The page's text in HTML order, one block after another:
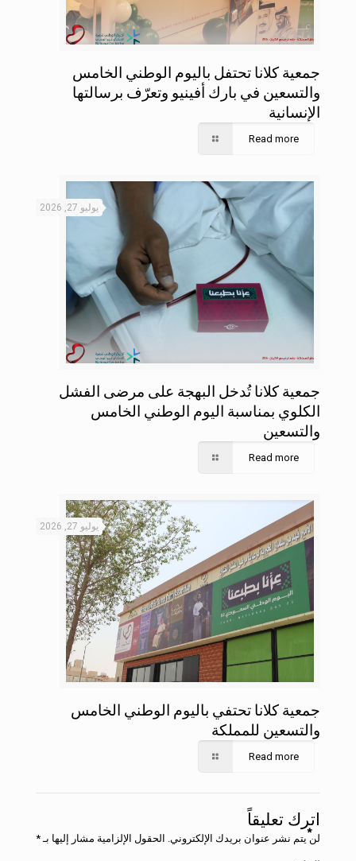
جمعية كلانا تحتفل باليوم الوطني الخامس
والتسعين في بارك أفينيو وتعرّف برسالتها
الإنسانية
Read more
يوليو 27, 2026
جمعية كلانا تُدخل البهجة على مرضى الفشل
الكلوي بمناسبة اليوم الوطني الخامس
والتسعين
Read more
يوليو 27, 2026
جمعية كلانا تحتفي باليوم الوطني الخامس
والتسعين للمملكة
Read more
اترك تعليقاً
لن يتم نشر عنوان بريدك الإلكتروني. الحقول الإلزامية مشار إليها بـ*
*